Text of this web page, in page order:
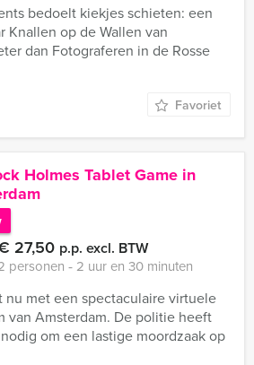
bedoelt kiekjes schieten: een
Knallen op de Wallen van
dan Fotograferen in de Rosse
Favoriet
Holmes Tablet Game in
27,50 p.p. excl. BTW
personen ‐ 2 uur en 30 minuten
nu met een spectaculaire virtuele
van Amsterdam. De politie heeft
om een lastige moordzaak op